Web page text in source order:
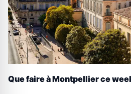
Que faire à Montpellier ce